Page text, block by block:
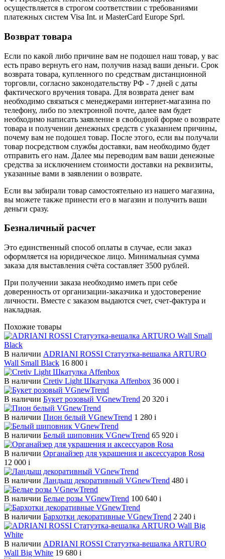
осуществляется в строгом соответствии с требованиями
платежных систем Visa Int. и MasterCard Europe Sprl.
Возврат товара
Если по какой либо причине вам не подошел наш товар, у вас
есть право вернуть его нам, получив назад ваши деньги. Срок
возврата товара, купленного по средствам дистанционной
торговли, согласно законодательству РФ - 7 дней с даты
фактического вручения товара. Для возврата денег вам
необходимо связаться с менеджерами интернет-магазина по
телефону, либо по электронной почте, далее вам будет
необходимо написать заявление в свободной форме о возврате
товара и получении денежных средств с указанием причины,
почему вам не подошел товар. После этого, если вы получали
товар посредством службы доставки, вам необходимо будет
отправить его нам. Далее мы переводим вам ваши денежные
средства за исключением стоимости доставки на реквизиты,
указанные вами в заявлении о возврате.
Если вы забирали товар самостоятельно из нашего магазина,
вы можете также принести его в магазин и получить ваши
деньги сразу.
Безналичный расчет
Это единственный способ оплаты в случае, если заказ
оформляется на юридическое лицо. Минимальная сумма
заказа для выставления счёта составляет 3500 рублей.
При получении заказа необходимо иметь при себе
доверенность от организации-заказчика и удостоверение
личности. Вместе с заказом выдаются счет, счет-фактура и
накладная.
Похожие товары
В наличии ADRIANI ROSSI Статуэтка-вешалка ARTURO
Wall Small Black 16 800 i
В наличии Cretiv Light Шкатулка Affenbox 36 000 i
В наличии Букет розовый VGnewTrend 20 320 i
В наличии Пион белый VGnewTrend 1 280 i
В наличии Белый шиповник VGnewTrend 65 920 i
В наличии Органайзер для украшения и аксессуаров Rosa
12 000 i
В наличии Ландыш декоративный VGnewTrend 480 i
В наличии Белые розы VGnewTrend 100 640 i
В наличии Бархотки декоративные VGnewTrend 2 240 i
В наличии ADRIANI ROSSI Статуэтка-вешалка ARTURO
Wall Big White 19 680 i